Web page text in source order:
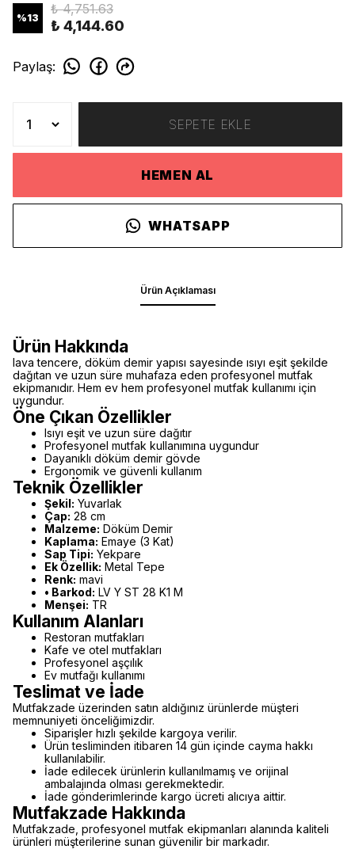
%13
₺ 4,751.63
₺ 4,144.60
Paylaş:
SEPETE EKLE
HEMEN AL
WHATSAPP
Ürün Açıklaması
Ürün Hakkında
lava tencere, döküm demir yapısı sayesinde ısıyı eşit şekilde
dağıtan ve uzun süre muhafaza eden profesyonel mutfak
ekipmanıdır. Hem ev hem profesyonel mutfak kullanımı için
uygundur.
Öne Çıkan Özellikler
Isıyı eşit ve uzun süre dağıtır
Profesyonel mutfak kullanımına uygundur
Dayanıklı döküm demir gövde
Ergonomik ve güvenli kullanım
Teknik Özellikler
Şekil: Yuvarlak
Çap: 28 cm
Malzeme: Döküm Demir
Kaplama: Emaye (3 Kat)
Sap Tipi: Yekpare
Ek Özellik: Metal Tepe
Renk: mavi
• Barkod: LV Y ST 28 K1 M
Menşei: TR
Kullanım Alanları
Restoran mutfakları
Kafe ve otel mutfakları
Profesyonel aşçılık
Ev mutfağı kullanımı
Teslimat ve İade
Mutfakzade üzerinden satın aldığınız ürünlerde müşteri
memnuniyeti önceliğimizdir.
Siparişler hızlı şekilde kargoya verilir.
Ürün tesliminden itibaren 14 gün içinde cayma hakkı
kullanılabilir.
İade edilecek ürünlerin kullanılmamış ve orijinal
ambalajında olması gerekmektedir.
İade gönderimlerinde kargo ücreti alıcıya aittir.
Mutfakzade Hakkında
Mutfakzade, profesyonel mutfak ekipmanları alanında kaliteli
ürünleri müşterilerine sunan güvenilir bir markadır.